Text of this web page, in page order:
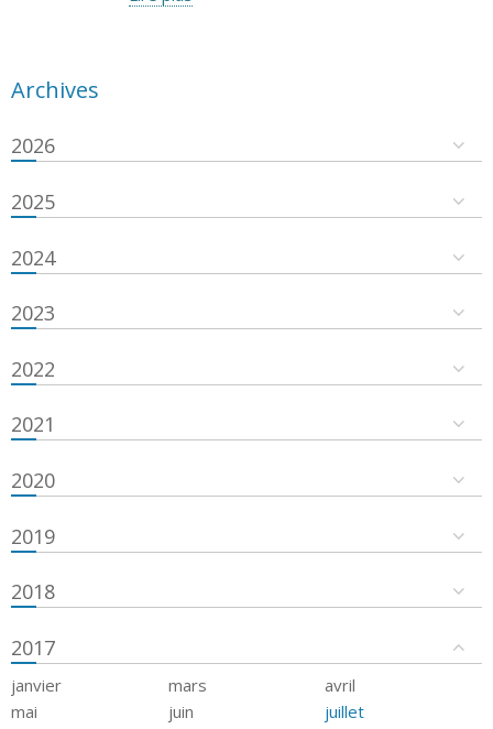
Archives
2026
2025
2024
2023
2022
2021
2020
2019
2018
2017
janvier mars
avril
mai
juin
juillet